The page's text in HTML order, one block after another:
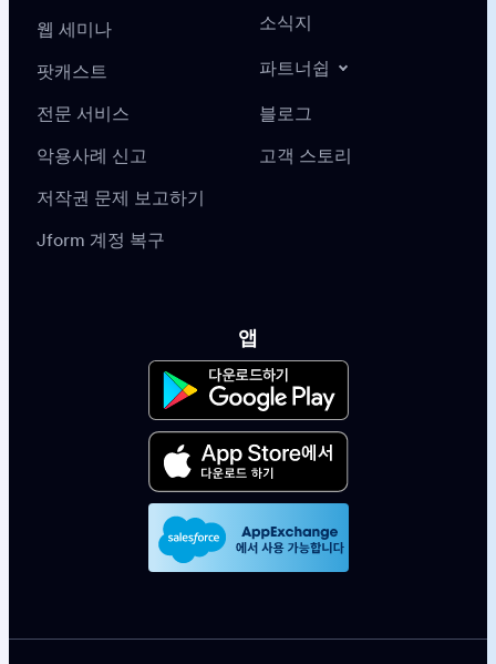
웹 세미나
팟캐스트
전문 서비스
악용사례 신고
저작권 문제 보고하기
Jform 계정 복구
소식지
파트너쉽
블로그
고객 스토리
앱